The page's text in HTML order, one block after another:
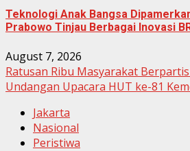
Teknologi Anak Bangsa
Prabowo Tinjau Berbagai Inovasi
August 7, 2026
Ratusan Ribu Masyarakat
Undangan Upacara HUT ke-81
Jakarta
Nasional
Peristiwa